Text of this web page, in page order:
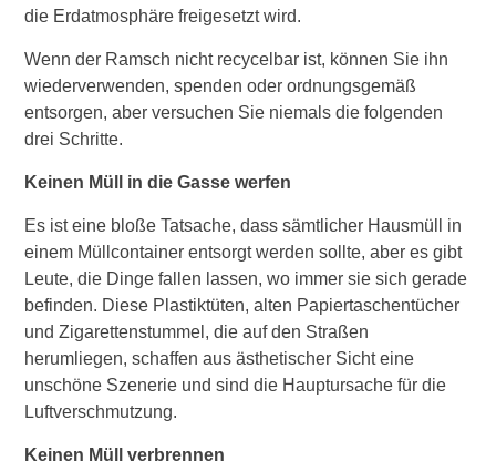
die Erdatmosphäre freigesetzt wird.
Wenn der Ramsch nicht recycelbar ist, können Sie ihn
wiederverwenden, spenden oder ordnungsgemäß
entsorgen, aber versuchen Sie niemals die folgenden
drei Schritte.
Keinen Müll in die Gasse werfen
Es ist eine bloße Tatsache, dass sämtlicher Hausmüll in
einem Müllcontainer entsorgt werden sollte, aber es gibt
Leute, die Dinge fallen lassen, wo immer sie sich gerade
befinden. Diese Plastiktüten, alten Papiertaschentücher
und Zigarettenstummel, die auf den Straßen
herumliegen, schaffen aus ästhetischer Sicht eine
unschöne Szenerie und sind die Hauptursache für die
Luftverschmutzung.
Keinen Müll verbrennen